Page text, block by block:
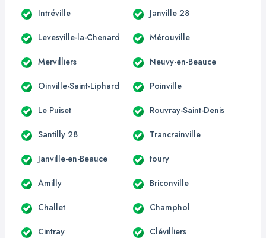
Intréville Janville 28
Levesville-la-Chenard Mérouville
Mervilliers Neuvy-en-Beauce
Oinville-Saint-Liphard Poinville
Le Puiset Rouvray-Saint-Denis
Santilly 28 Trancrainville
Janville-en-Beauce toury
Amilly Briconville
Challet Champhol
Cintray Clévilliers